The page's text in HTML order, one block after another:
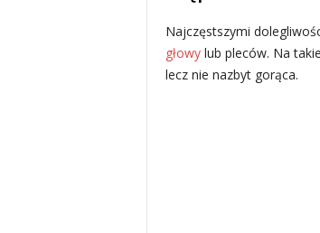
Najczęstszymi
głowylub pleców. Na
lecz nie nazbyt gorąca.